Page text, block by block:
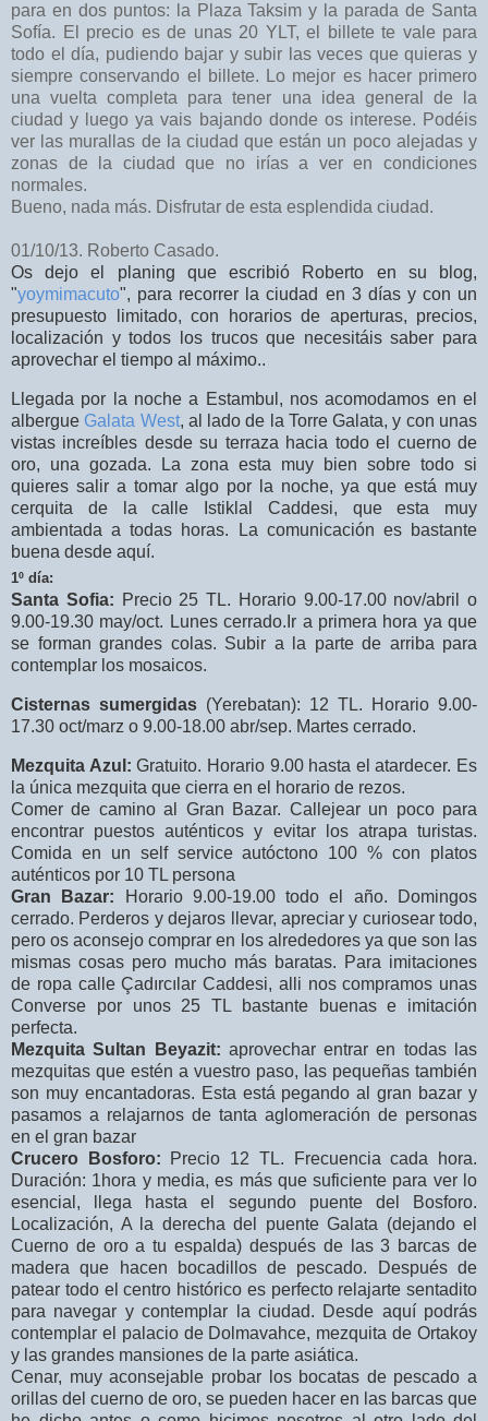
para en dos puntos: la Plaza Taksim y la parada de Santa
Sofía. El precio es de unas 20 YLT, el billete te vale para
todo el día, pudiendo bajar y subir las veces que quieras y
siempre conservando el billete. Lo mejor es hacer primero
una vuelta completa para tener una idea general de la
ciudad y luego ya vais bajando donde os interese. Podéis
ver las murallas de la ciudad que están un poco alejadas y
zonas de la ciudad que no irías a ver en condiciones
normales.
Bueno, nada más. Disfrutar de esta esplendida ciudad.
01/10/13. Roberto Casado.
Os dejo el planing que escribió Roberto en su blog,
"yoymimacuto", para recorrer la ciudad en 3 días y con un
presupuesto limitado, con horarios de aperturas, precios,
localización y todos los trucos que necesitáis saber para
aprovechar el tiempo al máximo..
Llegada por la noche a Estambul, nos acomodamos en el
albergue Galata West, al lado de la Torre Galata, y con unas
vistas increíbles desde su terraza hacia todo el cuerno de
oro, una gozada. La zona esta muy bien sobre todo si
quieres salir a tomar algo por la noche, ya que está muy
cerquita de la calle Istiklal Caddesi, que esta muy
ambientada a todas horas. La comunicación es bastante
buena desde aquí.
1º día:
Santa Sofia: Precio 25 TL. Horario 9.00-17.00 nov/abril o
9.00-19.30 may/oct. Lunes cerrado.Ir a primera hora ya que
se forman grandes colas. Subir a la parte de arriba para
contemplar los mosaicos.
Cisternas sumergidas (Yerebatan): 12 TL. Horario 9.00-
17.30 oct/marz o 9.00-18.00 abr/sep. Martes cerrado.
Mezquita Azul: Gratuito. Horario 9.00 hasta el atardecer. Es
la única mezquita que cierra en el horario de rezos.
Comer de camino al Gran Bazar. Callejear un poco para
encontrar puestos auténticos y evitar los atrapa turistas.
Comida en un self service autóctono 100 % con platos
auténticos por 10 TL persona
Gran Bazar: Horario 9.00-19.00 todo el año. Domingos
cerrado. Perderos y dejaros llevar, apreciar y curiosear todo,
pero os aconsejo comprar en los alrededores ya que son las
mismas cosas pero mucho más baratas. Para imitaciones
de ropa calle Çadırcılar Caddesi, alli nos compramos unas
Converse por unos 25 TL bastante buenas e imitación
perfecta.
Mezquita Sultan Beyazit: aprovechar entrar en todas las
mezquitas que estén a vuestro paso, las pequeñas también
son muy encantadoras. Esta está pegando al gran bazar y
pasamos a relajarnos de tanta aglomeración de personas
en el gran bazar
Crucero Bosforo: Precio 12 TL. Frecuencia cada hora.
Duración: 1hora y media, es más que suficiente para ver lo
esencial, llega hasta el segundo puente del Bosforo.
Localización, A la derecha del puente Galata (dejando el
Cuerno de oro a tu espalda) después de las 3 barcas de
madera que hacen bocadillos de pescado. Después de
patear todo el centro histórico es perfecto relajarte sentadito
para navegar y contemplar la ciudad. Desde aquí podrás
contemplar el palacio de Dolmavahce, mezquita de Ortakoy
y las grandes mansiones de la parte asiática.
Cenar, muy aconsejable probar los bocatas de pescado a
orillas del cuerno de oro, se pueden hacer en las barcas que